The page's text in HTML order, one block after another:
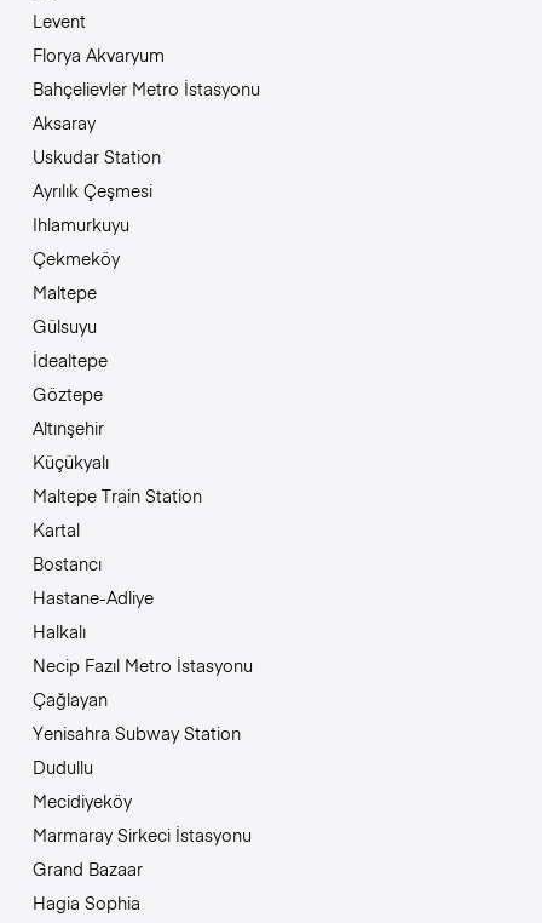
Levent
Florya Akvaryum
Bahçelievler Metro İstasyonu
Aksaray
Uskudar Station
Ayrılık Çeşmesi
Ihlamurkuyu
Çekmeköy
Maltepe
Gülsuyu
İdealtepe
Göztepe
Altınşehir
Küçükyalı
Maltepe Train Station
Kartal
Bostancı
Hastane-Adliye
Halkalı
Necip Fazıl Metro İstasyonu
Çağlayan
Yenisahra Subway Station
Dudullu
Mecidiyeköy
Marmaray Sirkeci İstasyonu
Grand Bazaar
Hagia Sophia